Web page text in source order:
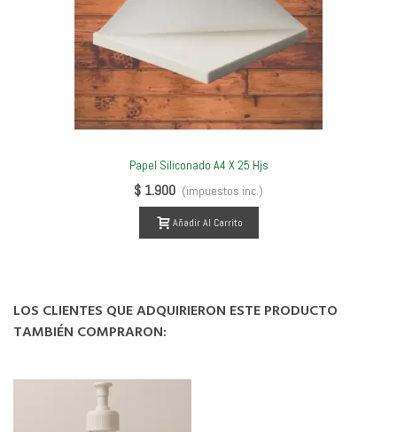
Papel Siliconado A4 X 25 Hjs
$ 1.900 (impuestos inc.)
Añadir Al Carrito
LOS CLIENTES QUE ADQUIRIERON ESTE PRODUCTO
TAMBIÉN COMPRARON: